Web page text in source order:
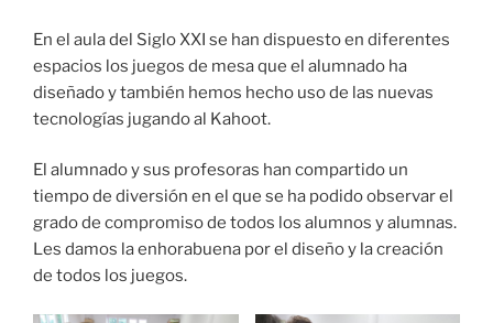
En el aula del Siglo XXI se han dispuesto en diferentes
espacios los juegos de mesa que el alumnado ha
diseñado y también hemos hecho uso de las nuevas
tecnologías jugando al Kahoot.
El alumnado y sus profesoras han compartido un
tiempo de diversión en el que se ha podido observar el
grado de compromiso de todos los alumnos y alumnas.
Les damos la enhorabuena por el diseño y la creación
de todos los juegos.